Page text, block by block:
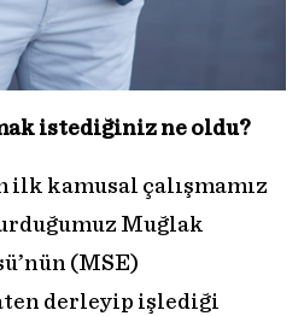
istediğiniz ne oldu?
ilk kamusal çalışmamız
Muğlak
(MSE)
derleyip işlediği